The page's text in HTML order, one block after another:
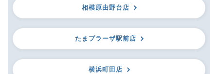
相模原由野台店
たまプラーザ駅前店
横浜町田店